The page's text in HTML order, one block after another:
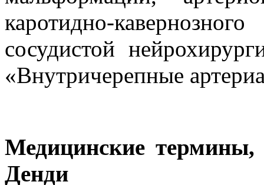
каротидно-
сосудистой
«Внутричерепные
Медицинские
Денди